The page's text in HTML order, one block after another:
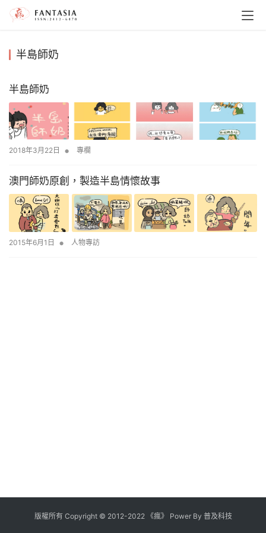
半島師奶
半島師奶
2018年3月22日 • 專欄
澳門師奶原創，製造半島情懷故事
2015年6月1日 • 人物專訪
版權所有 Copyright © 2012-2022《瘋》 Power By 普及科技